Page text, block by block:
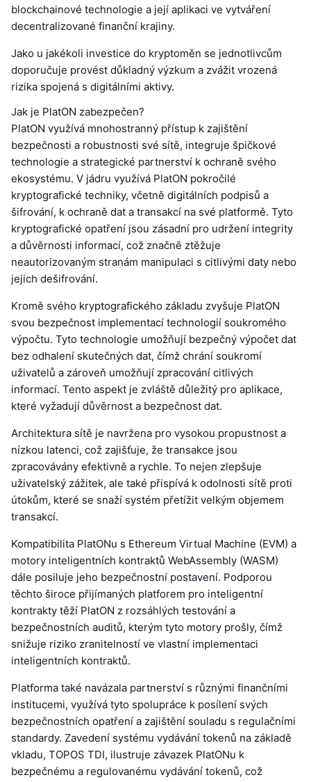
blockchainové technologie a její aplikaci ve vytváření
decentralizované finanční krajiny.
Jako u jakékoli investice do kryptoměn se jednotlivcům
doporučuje provést důkladný výzkum a zvážit vrozená
rizika spojená s digitálními aktivy.
Jak je PlatON zabezpečen?
PlatON využívá mnohostranný přístup k zajištění
bezpečnosti a robustnosti své sítě, integruje špičkové
technologie a strategické partnerství k ochraně svého
ekosystému. V jádru využívá PlatON pokročilé
kryptografické techniky, včetně digitálních podpisů a
šifrování, k ochraně dat a transakcí na své platformě. Tyto
kryptografické opatření jsou zásadní pro udržení integrity
a důvěrnosti informací, což značně ztěžuje
neautorizovaným stranám manipulaci s citlivými daty nebo
jejich dešifrování.
Kromě svého kryptografického základu zvyšuje PlatON
svou bezpečnost implementací technologií soukromého
výpočtu. Tyto technologie umožňují bezpečný výpočet dat
bez odhalení skutečných dat, čímž chrání soukromí
uživatelů a zároveň umožňují zpracování citlivých
informací. Tento aspekt je zvláště důležitý pro aplikace,
které vyžadují důvěrnost a bezpečnost dat.
Architektura sítě je navržena pro vysokou propustnost a
nízkou latenci, což zajišťuje, že transakce jsou
zpracovávány efektivně a rychle. To nejen zlepšuje
uživatelský zážitek, ale také přispívá k odolnosti sítě proti
útokům, které se snaží systém přetížit velkým objemem
transakcí.
Kompatibilita PlatONu s Ethereum Virtual Machine (EVM) a
motory inteligentních kontraktů WebAssembly (WASM)
dále posiluje jeho bezpečnostní postavení. Podporou
těchto široce přijímaných platforem pro inteligentní
kontrakty těží PlatON z rozsáhlých testování a
bezpečnostních auditů, kterým tyto motory prošly, čímž
snižuje riziko zranitelností ve vlastní implementaci
inteligentních kontraktů.
Platforma také navázala partnerství s různými finančními
institucemi, využívá tyto spolupráce k posílení svých
bezpečnostních opatření a zajištění souladu s regulačními
standardy. Zavedení systému vydávání tokenů na základě
vkladu, TOPOS TDI, ilustruje závazek PlatONu k
bezpečnému a regulovanému vydávání tokenů, což